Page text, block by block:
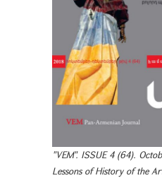
"VEM". ISSUE 4 (64).
Lessons of History of the